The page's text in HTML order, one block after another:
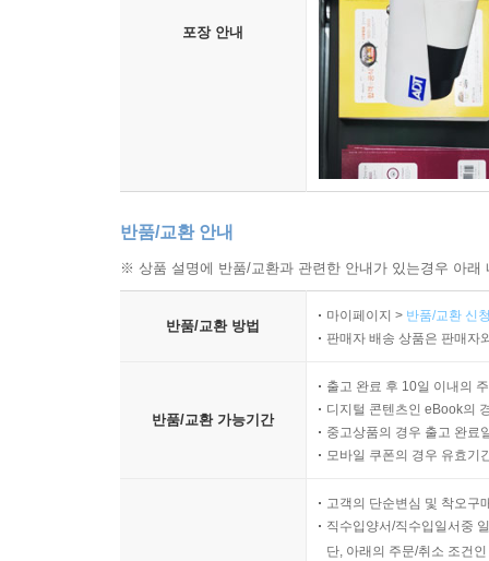
포장 안내
반품/교환 안내
※ 상품 설명에 반품/교환과 관련한 안내가 있는경우 아
반품/교환 방법
마이페이지 > 반품/교환 신
판매자 배송 상품은 판매자
반품/교환 가능기간
출고 완료 후 10일 이내의
디지털 콘텐츠인 eBook의
중고상품의 경우 출고 완료
모바일 쿠폰의 경우 유효기
고객의 단순변심 및 착오구
직수입양서/직수입일서중
단, 아래의 주문/취소 조건